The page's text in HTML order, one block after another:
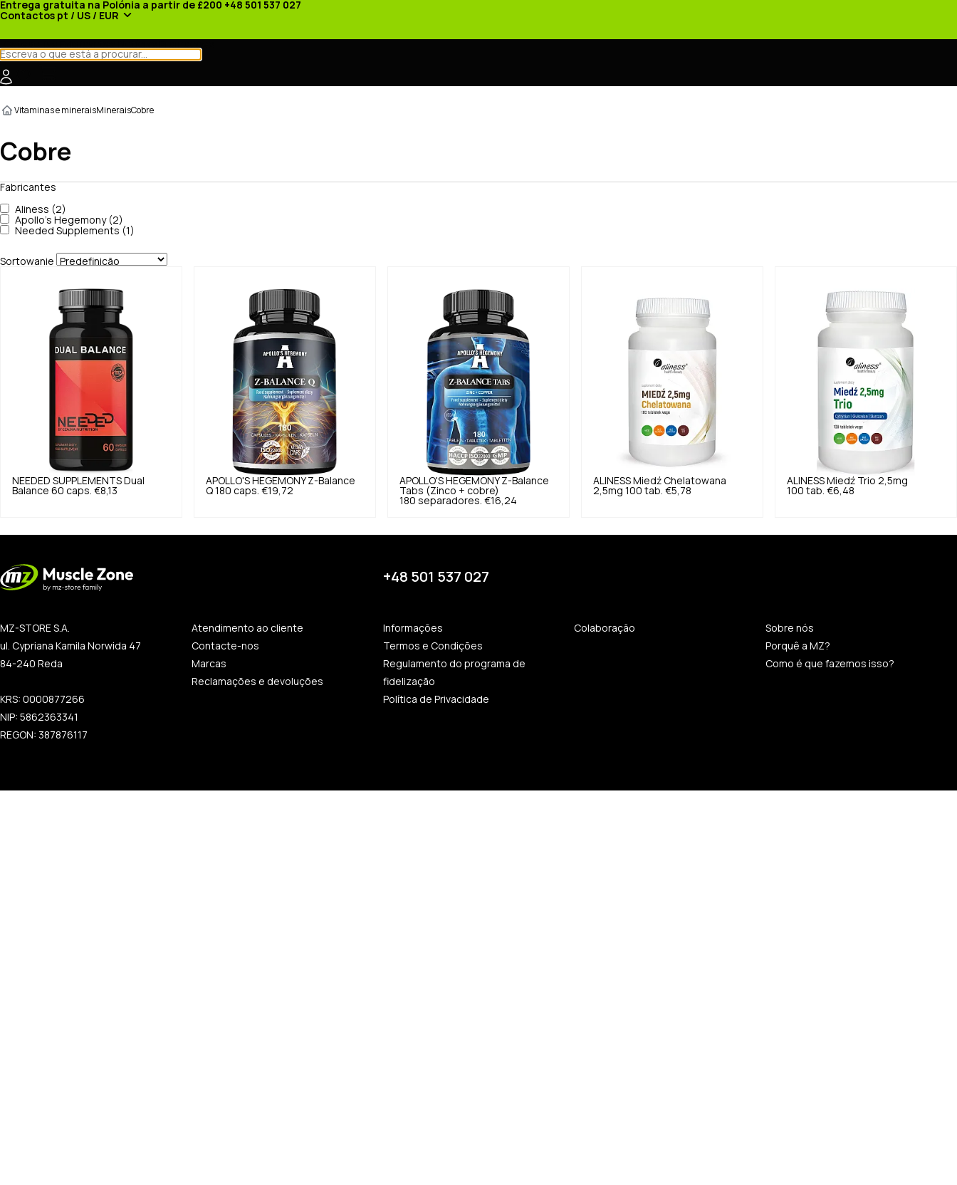
Entrega gratuita na Polónia a partir de £200 +48 501 537 027
Contactos pt / US / EUR
Vitaminas e mineraisMineraisCobre
Cobre
Fabricantes
Aliness (2)
Apollo's Hegemony (2)
Needed Supplements (1)
Sortowanie
NEEDED SUPPLEMENTS Dual
Balance 60 caps. €8,13
APOLLO'S HEGEMONY Z-Balance
Q 180 caps. €19,72
APOLLO'S HEGEMONY Z-Balance
Tabs (Zinco + cobre)
180 separadores. €16,24
ALINESS Miedź Chelatowana
2,5mg 100 tab. €5,78
ALINESS Miedź Trio 2,5mg
100 tab. €6,48
+48 501 537 027
MZ-STORE S.A.
ul. Cypriana Kamila Norwida 47
84-240 Reda
KRS: 0000877266
NIP: 5862363341
REGON: 387876117
Atendimento ao cliente
Contacte-nos
Marcas
Reclamações e devoluções
Informações
Termos e Condições
Regulamento do programa de
fidelização
Política de Privacidade
Colaboração
Sobre nós
Porquê a MZ?
Como é que fazemos isso?